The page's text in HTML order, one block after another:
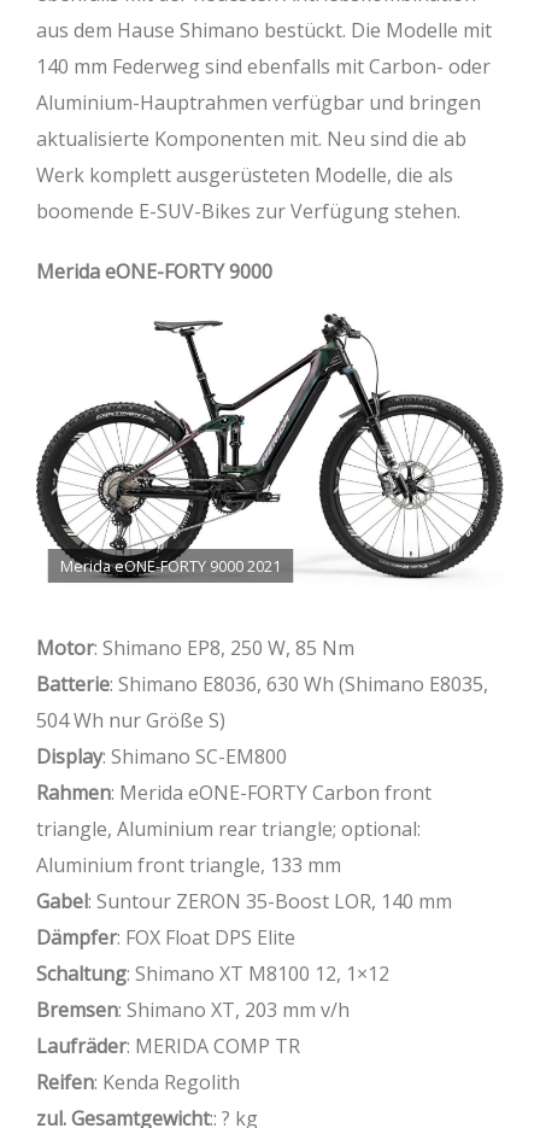
aus dem Hause Shimano bestückt. Die Modelle mit
140 mm Federweg sind ebenfalls mit Carbon- oder
Aluminium-Hauptrahmen verfügbar und bringen
aktualisierte Komponenten mit. Neu sind die ab
Werk komplett ausgerüsteten Modelle, die als
boomende E-SUV-Bikes zur Verfügung stehen.
Merida eONE-FORTY 9000
Merida eONE-FORTY 9000 2021
Motor: Shimano EP8, 250 W, 85 Nm
Batterie: Shimano E8036, 630 Wh (Shimano E8035,
504 Wh nur Größe S)
Display: Shimano SC-EM800
Rahmen: Merida eONE-FORTY Carbon front
triangle, Aluminium rear triangle; optional:
Aluminium front triangle, 133 mm
Gabel: Suntour ZERON 35-Boost LOR, 140 mm
Dämpfer: FOX Float DPS Elite
Schaltung: Shimano XT M8100 12, 1×12
Bremsen: Shimano XT, 203 mm v/h
Laufräder: MERIDA COMP TR
Reifen: Kenda Regolith
zul. Gesamtgewicht:: ? kg